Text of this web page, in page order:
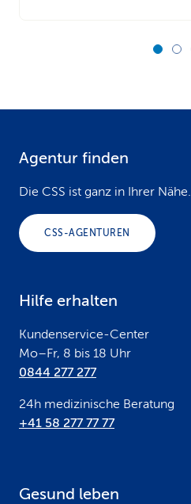
Agentur finden
Die CSS ist ganz in Ihrer Nähe.
CSS-AGENTUREN
Hilfe erhalten
Kundenservice-Center
Mo–Fr, 8 bis 18 Uhr
0844 277 277
24h medizinische Beratung
+41 58 277 77 77
Gesund leben